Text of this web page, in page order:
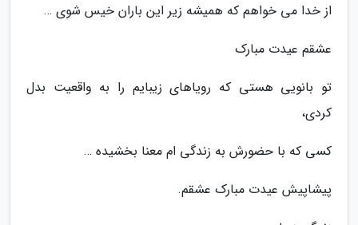
از خدا می خواهم که همیشه زیر این باران خیس شوی …
عشقم عیدت مبارک
تو بانویی هستی که رویاهای زیبایم را به واقعیت بدل
کردی،
کسی که با حضورش به زندگی ام معنا بخشیده …
پیشاپیش عیدت مبارک عشقم.